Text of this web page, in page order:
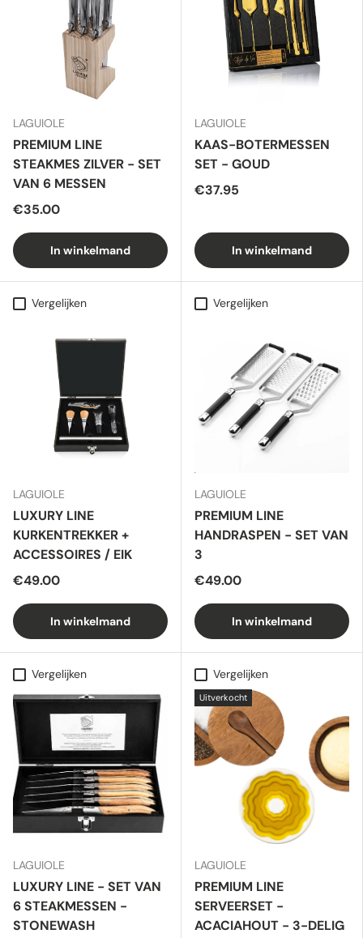
LAGUIOLE
PREMIUM LINE
STEAKMES ZILVER - SET
VAN 6 MESSEN
€35.00
In winkelmand
LAGUIOLE
KAAS-BOTERMESSEN
SET - GOUD
€37.95
In winkelmand
Vergelijken
LAGUIOLE
LUXURY LINE
KURKENTREKKER +
ACCESSOIRES / EIK
€49.00
In winkelmand
Vergelijken
LAGUIOLE
PREMIUM LINE
HANDRASPEN - SET VAN
3
€49.00
In winkelmand
Vergelijken
LAGUIOLE
LUXURY LINE - SET VAN
6 STEAKMESSEN -
STONEWASH
Vergelijken
Uitverkocht
LAGUIOLE
PREMIUM LINE
SERVEERSET -
ACACIAHOUT - 3-DELIG